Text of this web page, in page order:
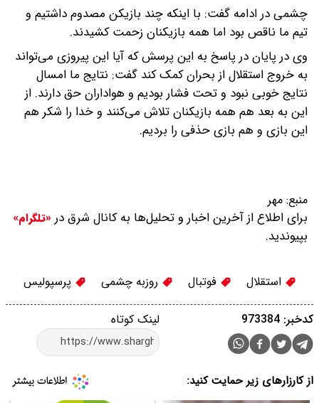
چشمی در ادامه گفت: با اینکه چند بازیکن مصدوم داشتیم و
تیم ما ناقص بود اما همه بازیکنان زحمت کشیدند.
وی در پایان در پاسخ به این پرسش که آیا این پیروزی می‌تواند
به خروج استقلال از بحران کمک کند گفت: نتایج ما امسال
نتایج خوبی نبود و تحت فشار بودیم و هواداران حق دارند. از
این به بعد هم همه بازیکنان تلاش می‌کنند و خدا را شکر هم
این بازی و هم بازی حذفی را بردیم.
منبع: مهر
برای اطلاع از آخرین اخبار و تحلیل‌ها به کانال شرق در «تلگرام»
بپیوندید.
استقلال فوتبال روزبه چشمی پرسپوليس
لینک کوتاه کدخبر: 973384
از کارزارهای زیر حمایت کنید: